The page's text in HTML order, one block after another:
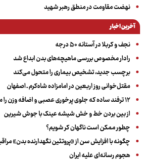
نهضت مقاومت در منطق رهبر شهید
آخرین اخبار
نجف و کربلا در آستانه ۵۰ درجه
رادار مخصوص بررسی ماهیچه‌های بدن ابداع شد
برچسب جدید، تشخیص بیماری را متحول می‌کند
مقتل‌خوانی روز اربعین در امامزاده شاه‌کرم ـ اصفهان
۱۲ ترفند ساده که جلوی پرخوری عصبی و اضافه ‌وزن را می‌گیرد
از بین بردن خط و خش شیشه عینک با جوش شیرین
چطور ممکن است ناگهان کر شویم؟
چگونه با افزایش سن از «پروتئین نگهدارنده بدن»
هجوم رسانه‌ای علیه ایران